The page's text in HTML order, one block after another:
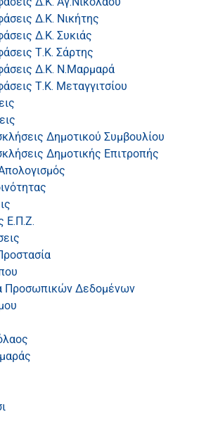
Δ.Κ. Νικήτης
Δ.Κ. Συκιάς
Τ.Κ. Σάρτης
Δ.Κ. Ν.Μαρμαρά
Τ.Κ. Μεταγγιτσίου
Δημοτικού Συμβουλίου
Δημοτικής Επιτροπής
Ε.Π.Ζ.
Προσωπικών Δεδομένων